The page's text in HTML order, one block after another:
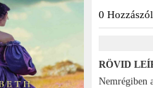
0
RÖVID
Nemrégiben